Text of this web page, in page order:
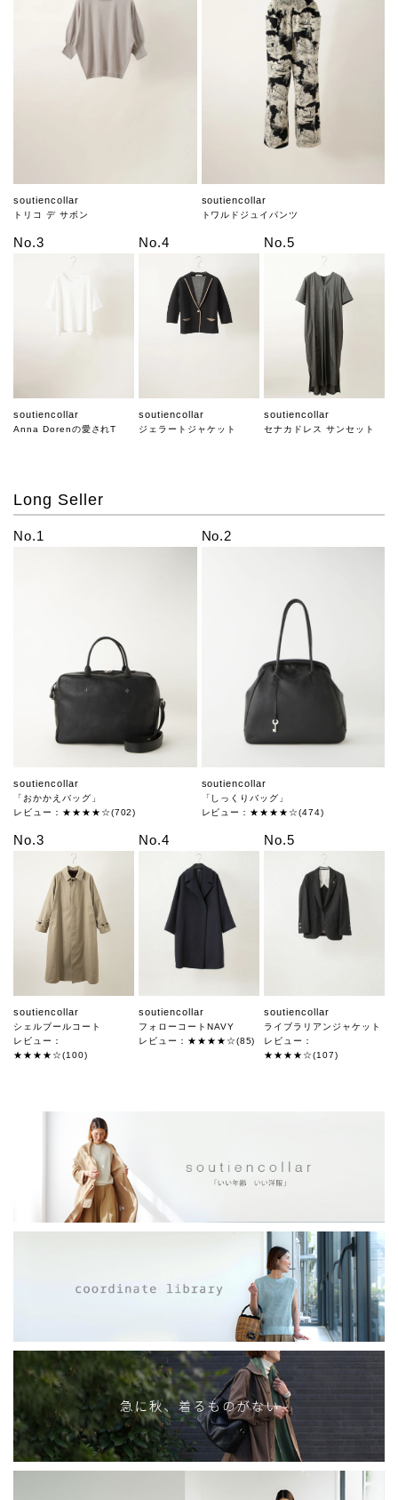
soutiencollar
トリコ デ サボン
soutiencollar
トワルドジュイパンツ
No.3
soutiencollar
Anna Dorenの愛されT
No.4
soutiencollar
ジェラートジャケット
No.5
soutiencollar
セナカドレス サンセット
Long Seller
No.1
soutiencollar
「おかかえバッグ」
レビュー：★★★★☆(702)
No.2
soutiencollar
「しっくりバッグ」
レビュー：★★★★☆(474)
No.3
soutiencollar
シェルブールコート
レビュー：
★★★★☆(100)
No.4
soutiencollar
フォローコートNAVY
レビュー：★★★★☆(85)
No.5
soutiencollar
ライブラリアンジャケット
レビュー：
★★★★☆(107)